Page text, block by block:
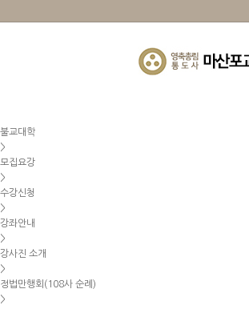
불교대학
>
모집요강
>
수강신청
>
강좌안내
>
강사진 소개
>
정법만행회(108사 순례)
>